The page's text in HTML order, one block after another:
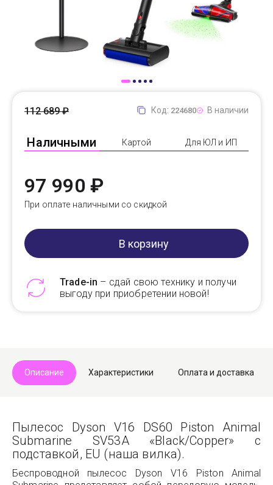
Код: 224680 В наличии
Наличными Картой Для ЮЛ и ИП
112 689 ₽
97 990 ₽
При оплате наличными со скидкой
В корзину
Trade-in – сдай свою технику и получи
выгоду при приобретении новой!
Описание Характеристики Оплата и доставка
Пылесос Dyson V16 DS60 Piston Animal
Submarine SV53A «Black/Copper» с
подставкой, EU (наша вилка).
Беспроводной пылесос Dyson V16 Piston Animal